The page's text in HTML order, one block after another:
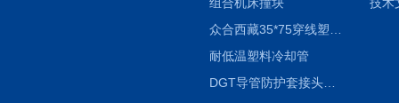
耐低温塑料冷却管
DGT导管防护套接头形式与参数